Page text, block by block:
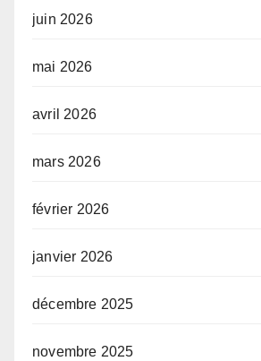
juin 2026
mai 2026
avril 2026
mars 2026
février 2026
janvier 2026
décembre 2025
novembre 2025